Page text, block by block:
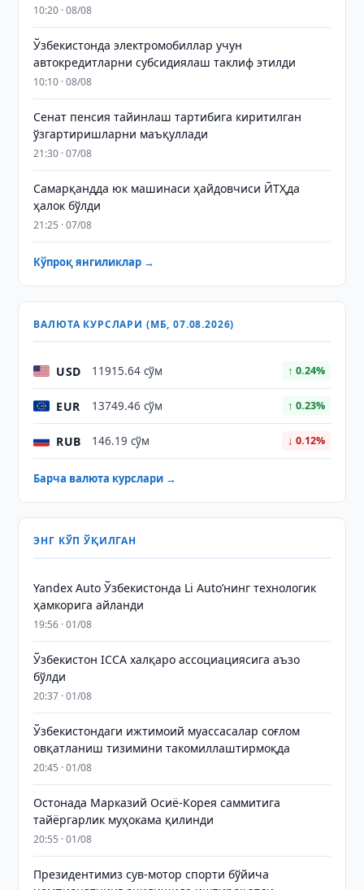
10:20 · 08/08
Ўзбекистонда электромобиллар учун
автокредитларни субсидиялаш таклиф этилди
10:10 · 08/08
Сенат пенсия тайинлаш тартибига киритилган
ўзгартиришларни маъқуллади
21:30 · 07/08
Самарқандда юк машинаси ҳайдовчиси ЙТҲда
ҳалок бўлди
21:25 · 07/08
Кўпроқ янгиликлар →
ВАЛЮТА КУРСЛАРИ (МБ, 07.08.2026)
USD 11915.64 сўм ↑ 0.24%
EUR 13749.46 сўм ↑ 0.23%
RUB 146.19 сўм ↓ 0.12%
Барча валюта курслари →
ЭНГ КЎП ЎҚИЛГАН
Yandex Auto Ўзбекистонда Li Auto’нинг технологик
ҳамкорига айланди
19:56 · 01/08
Ўзбекистон ICCA халқаро ассоциациясига аъзо
бўлди
20:37 · 01/08
Ўзбекистондаги ижтимоий муассасалар соғлом
овқатланиш тизимини такомиллаштирмоқда
20:45 · 01/08
Остонада Марказий Осиё-Корея саммитига
тайёргарлик муҳокама қилинди
20:55 · 01/08
Президентимиз сув-мотор спорти бўйича